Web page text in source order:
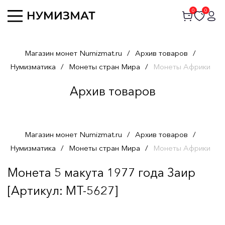
0 0
Магазин монет Numizmat.ru / Архив товаров /
Нумизматика / Монеты стран Мира / Монеты Африки
Архив товаров
Магазин монет Numizmat.ru / Архив товаров /
Нумизматика / Монеты стран Мира / Монеты Африки
Монета 5 макута 1977 года Заир
[Артикул: MT-5627]